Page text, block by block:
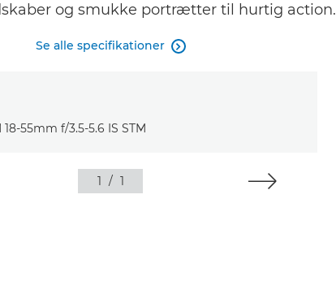
og smukke portrætter til hurtig action.
Se alle specifikationer 
1 / 1